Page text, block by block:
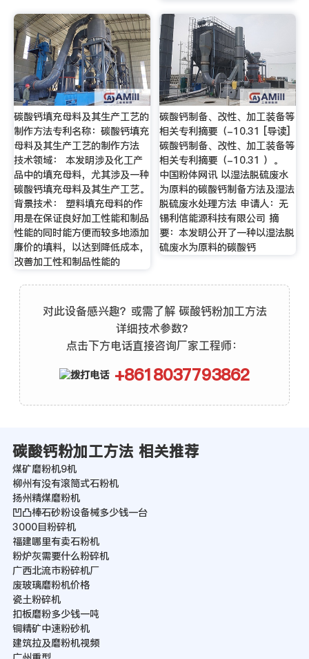
碳酸钙填充母料及其生产工艺的
制作方法专利名称：碳酸钙填充
母料及其生产工艺的制作方法
技术领域： 本发明涉及化工产
品中的填充母料，尤其涉及一种
碳酸钙填充母料及其生产工艺。
背景技术： 塑料填充母料的作
用是在保证良好加工性能和制品
性能的同时能方便而较多地添加
廉价的填料，以达到降低成本，
改善加工性和制品性能的
碳酸钙制备、改性、加工装备等
相关专利摘要（-10.31 [导读]
碳酸钙制备、改性、加工装备等
相关专利摘要（-10.31 ）。
中国粉体网讯 以湿法脱硫废水
为原料的碳酸钙制备方法及湿法
脱硫废水处理方法 申请人：无
锡利信能源科技有限公司 摘
要：本发明公开了一种以湿法脱
硫废水为原料的碳酸钙
对此设备感兴趣？或需了解 碳酸钙粉加工方法
详细技术参数？
点击下方电话直接咨询厂家工程师：
+8618037793862
碳酸钙粉加工方法 相关推荐
煤矿磨粉机9机
柳州有没有滚筒式石粉机
扬州精煤磨粉机
凹凸棒石砂粉设备械多少钱一台
3000目粉碎机
福建哪里有卖石粉机
粉炉灰需要什么粉碎机
广西北流市粉碎机厂
废玻璃磨粉机价格
瓷土粉碎机
扣板磨粉多少钱一吨
铜精矿中速粉砂机
建筑拉及磨粉机视频